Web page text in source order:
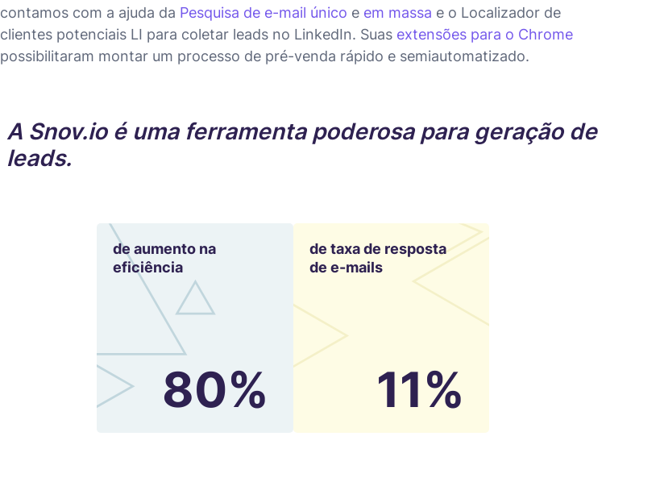
contamos com a ajuda da Pesquisa de e-mail único e em massa e o Localizador de
clientes potenciais LI para coletar leads no LinkedIn. Suas extensões para o Chrome
possibilitaram montar um processo de pré-venda rápido e semiautomatizado.
A Snov.io é uma ferramenta poderosa para geração de
leads.
de aumento na
eficiência
80%
de taxa de resposta
de e-mails
11%